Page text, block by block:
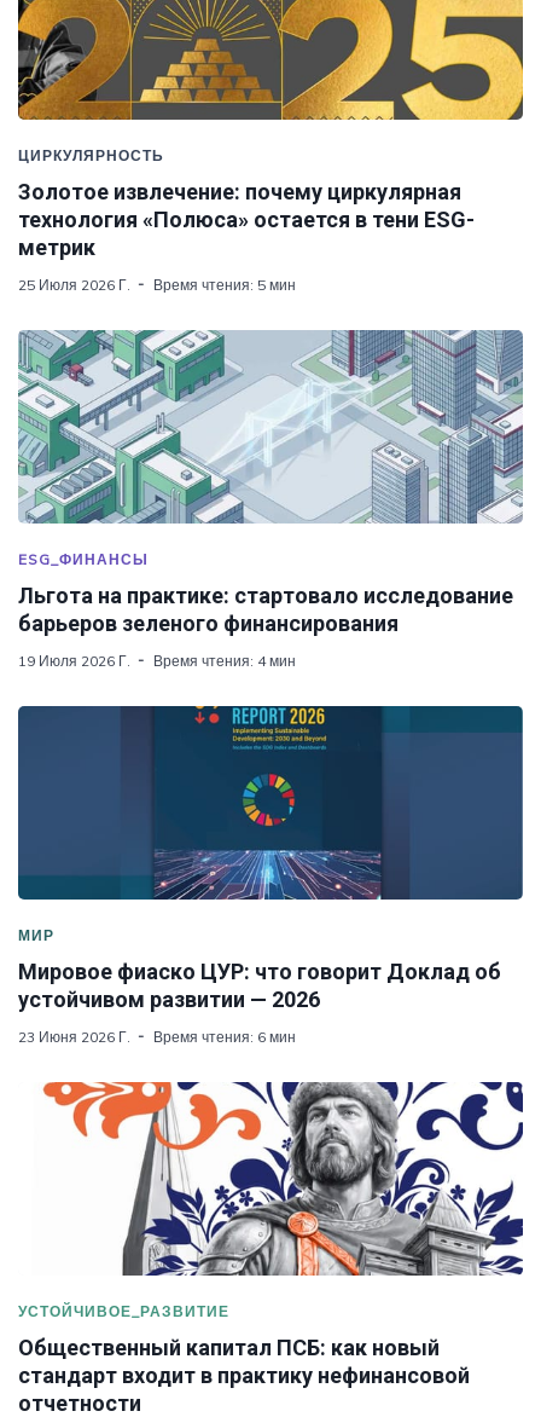
ЦИРКУЛЯРНОСТЬ
Золотое извлечение: почему циркулярная
технология «Полюса» остается в тени ESG-
метрик
25 Июля 2026 Г. Время чтения: 5 мин
ESG_ФИНАНСЫ
Льгота на практике: стартовало исследование
барьеров зеленого финансирования
19 Июля 2026 Г. Время чтения: 4 мин
МИР
Мировое фиаско ЦУР: что говорит Доклад об
устойчивом развитии — 2026
23 Июня 2026 Г. Время чтения: 6 мин
УСТОЙЧИВОЕ_РАЗВИТИЕ
Общественный капитал ПСБ: как новый
стандарт входит в практику нефинансовой
отчетности